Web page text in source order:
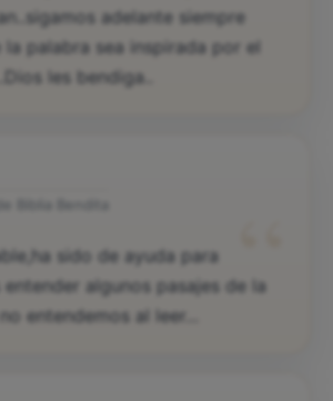
adelante siempre
palabra sea inspirada por el
les bendiga..
“
sido de ayuda para
entender algunos pasajes de la
entendemos al leer...